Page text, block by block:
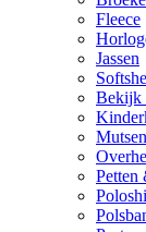
Fleece
Jassen
Bekijk
Mutsen
Petten